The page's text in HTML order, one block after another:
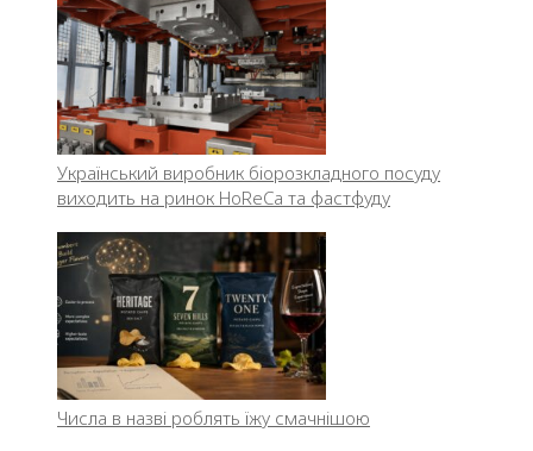
Український виробник біорозкладного посуду
виходить на ринок HoReCa та фастфуду
Числа в назві роблять їжу смачнішою